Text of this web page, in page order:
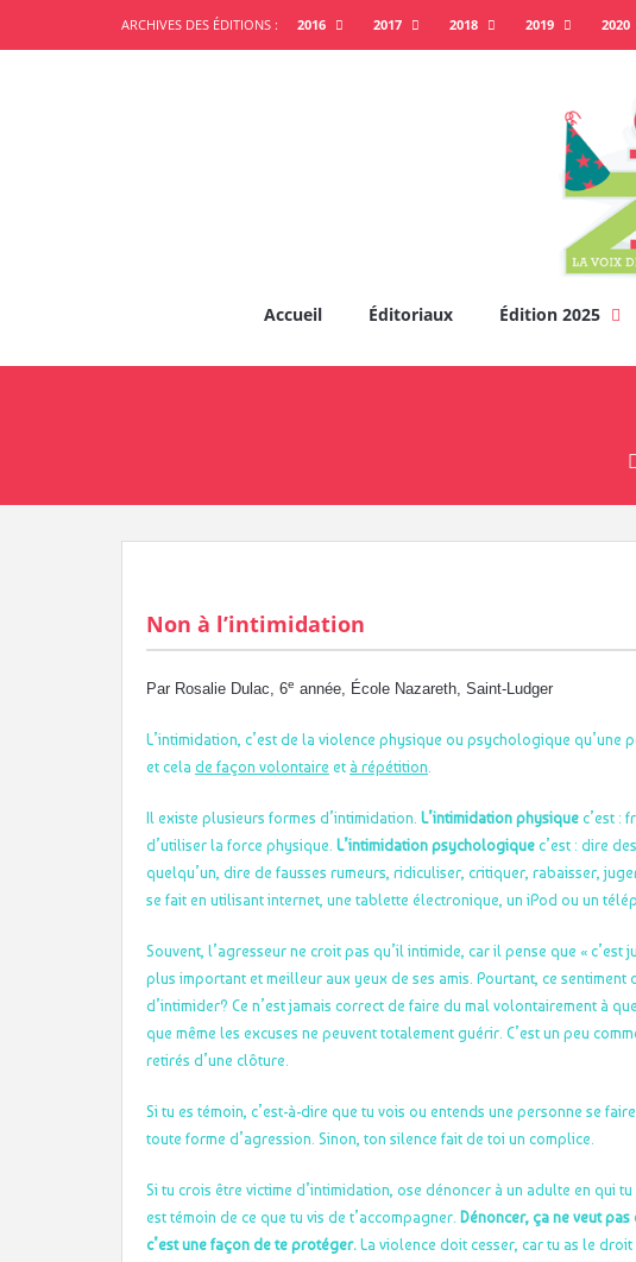
ARCHIVES DES ÉDITIONS : 2016 2017 2018 2019 2020
Accueil Éditoriaux Édition 2025
Non à l’intimidation
Par Rosalie Dulac, 6e année, École Nazareth, Saint-Ludger
L’intimidation, c’est de la violence physique ou psychologique qu’une
et cela de façon volontaire et à répétition.
Il existe plusieurs formes d’intimidation. L’intimidation physique c’est :
d’utiliser la force physique. L’intimidation psychologique c’est : dire
quelqu’un, dire de fausses rumeurs, ridiculiser, critiquer, rabaisser,
se fait en utilisant internet, une tablette électronique, un iPod ou un
Souvent, l’agresseur ne croit pas qu’il intimide, car il pense que « c’est
plus important et meilleur aux yeux de ses amis. Pourtant, ce
d’intimider? Ce n’est jamais correct de faire du mal volontairement à
que même les excuses ne peuvent totalement guérir. C’est un peu
retirés d’une clôture.
Si tu es témoin, c’est-à-dire que tu vois ou entends une personne se
toute forme d’agression. Sinon, ton silence fait de toi un complice.
Si tu crois être victime d’intimidation, ose dénoncer à un adulte en qui
est témoin de ce que tu vis de t’accompagner. Dénoncer, ça ne veut
c’est une façon de te protéger. La violence doit cesser, car tu as le